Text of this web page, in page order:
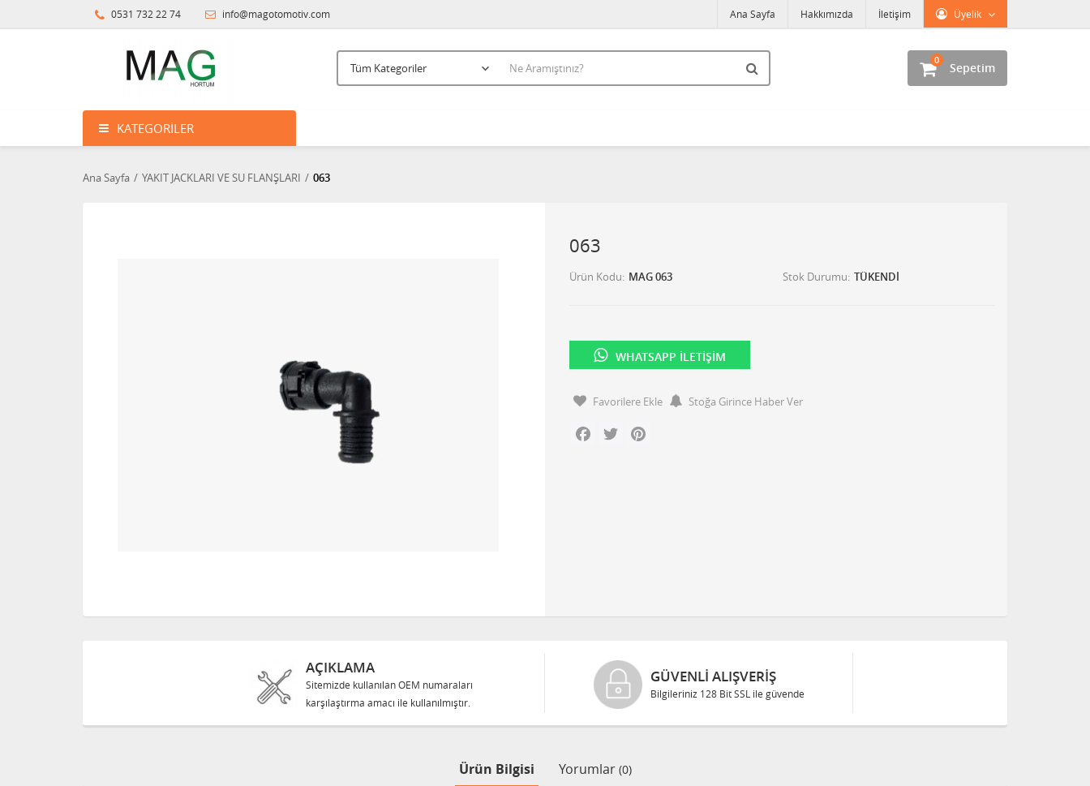
0531 732 22 74 info@magotomotiv.com Üyelik
Ana Sayfa Hakkımızda İletişim
Sepetim
0
KATEGORILER
Ana Sayfa YAKIT JACKLARI VE SU FLANŞLARI 063
063
Ürün Kodu MAG 063 Stok Durumu TÜKENDİ
WHATSAPP İLETIŞIM
Favorilere Ekle
Stoğa Girince Haber Ver
Facebook
Twitter
AÇIKLAMA
Sitemizde kullanılan OEM numaraları
karşılaştırma amacı ile kullanılmıştır.
GÜVENLI ALIŞVERIŞ
Bilgileriniz 128 Bit SSL ile güvende
Ürün Bilgisi Yorumlar (0)